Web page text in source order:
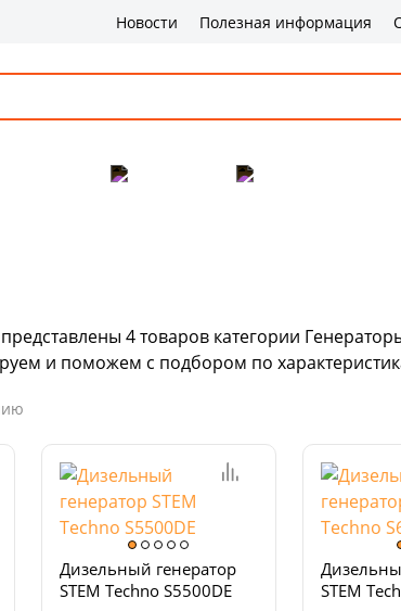
Новости Полезная информация
4товаров категории
и поможем с подбором по
Дизельный генератор
STEM Techno S5500DE
STEM